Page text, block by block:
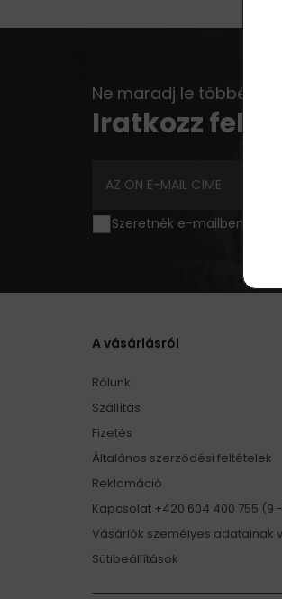
Ne maradj le többé
Iratkozz fel a
Szeretnék e-mailben
A vásárlásról
Rólunk
Szállítás
Fizetés
Általános szerződési feltételek
Reklamáció
Kapcsolat +420 604 400 755 (9 -
Vásárlók személyes adatainak
Sütibeállítások